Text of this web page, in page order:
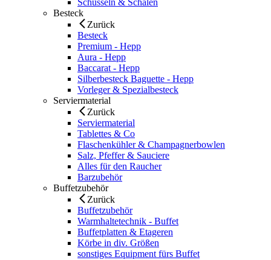
Schüsseln & Schalen
Besteck
Zurück
Besteck
Premium - Hepp
Aura - Hepp
Baccarat - Hepp
Silberbesteck Baguette - Hepp
Vorleger & Spezialbesteck
Serviermaterial
Zurück
Serviermaterial
Tablettes & Co
Flaschenkühler & Champagnerbowlen
Salz, Pfeffer & Sauciere
Alles für den Raucher
Barzubehör
Buffetzubehör
Zurück
Buffetzubehör
Warmhaltetechnik - Buffet
Buffetplatten & Etageren
Körbe in div. Größen
sonstiges Equipment fürs Buffet